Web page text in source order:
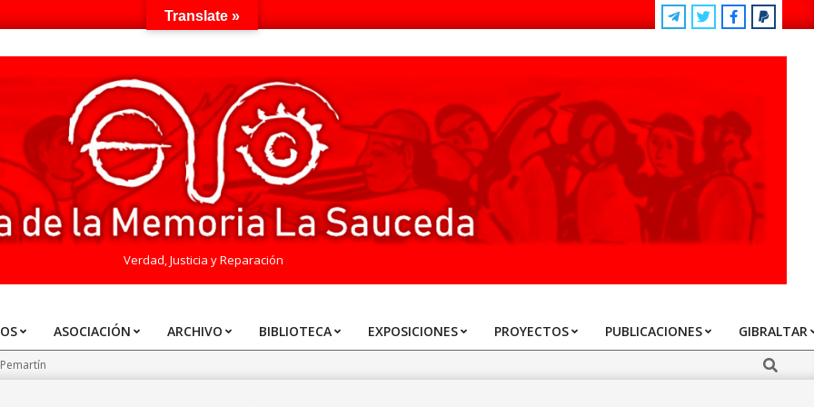
Verdad, Justicia y Reparación
ASOCIACIÓN ARCHIVO BIBLIOTECA EXPOSICIONES PROYECTOS PUBLICACIONES GIBRALTAR
Search
Translate »